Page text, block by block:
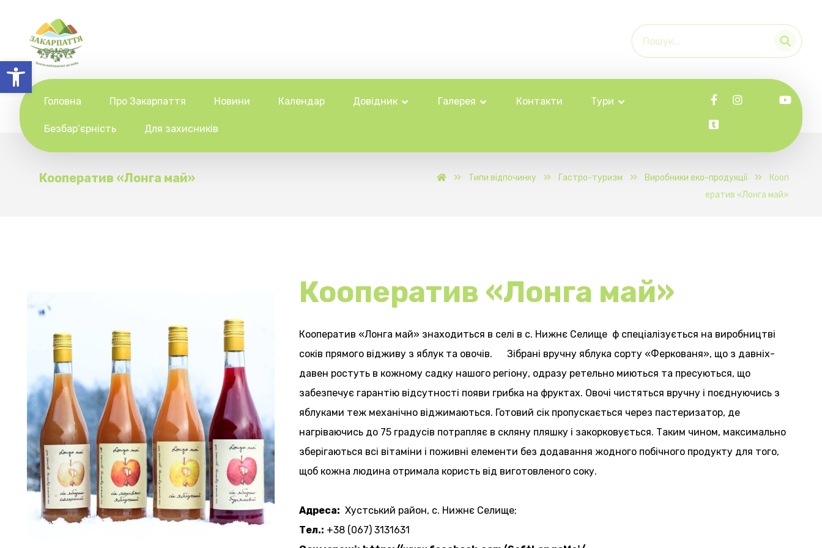
Відкрити Панель інструментів
Головна Про Закарпаття Новини Календар Довідник Галерея Контакти Тури
Безбар’єрність Для захисників
Кооператив «Лонга май» Типи відпочинку Гастро-туризм Виробники еко-продукції
Кооп
ератив «Лонга май»
Кооператив «Лонга май»
Кооператив «Лонга май» знаходиться в селі в с. Нижнє Селище ф спеціалізується на виробництві
соків прямого відживу з яблук та овочів. Зібрані вручну яблука сорту «Феркованя», що з давніх-
давен ростуть в кожному садку нашого регіону, одразу ретельно миються та пресуються, що
забезпечує гарантію відсутності появи грибка на фруктах. Овочі чистяться вручну і поєднуючись з
яблуками теж механічно віджимаються. Готовий сік пропускається через пастеризатор, де
нагріваючись до 75 градусів потрапляє в скляну пляшку і закорковується. Таким чином, максимально
зберігаються всі вітаміни і поживні елементи без додавання жодного побічного продукту для того,
щоб кожна людина отримала користь від виготовленого соку.
Адреса: Хустський район, с. Нижнє Селище;
Тел.: +38 (067) 3131631